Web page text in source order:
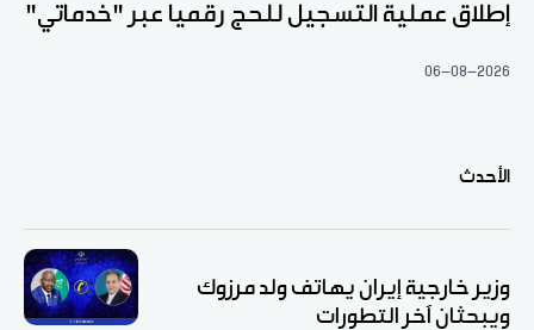
إطلاق عملية التسجيل للحج رقميا عبر "خدماتي"
06-08-2026
الأحدث
وزير خارجية إيران يهاتف ولد مرزوك
ويبحثان آخر التطورات